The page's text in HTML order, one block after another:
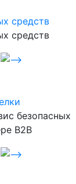
средств
средств
безопасных
B2B